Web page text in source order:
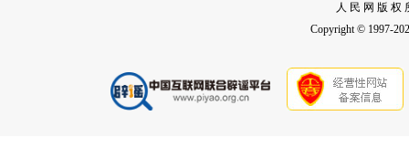
人 民 网 版 权
Copyright © 1997-